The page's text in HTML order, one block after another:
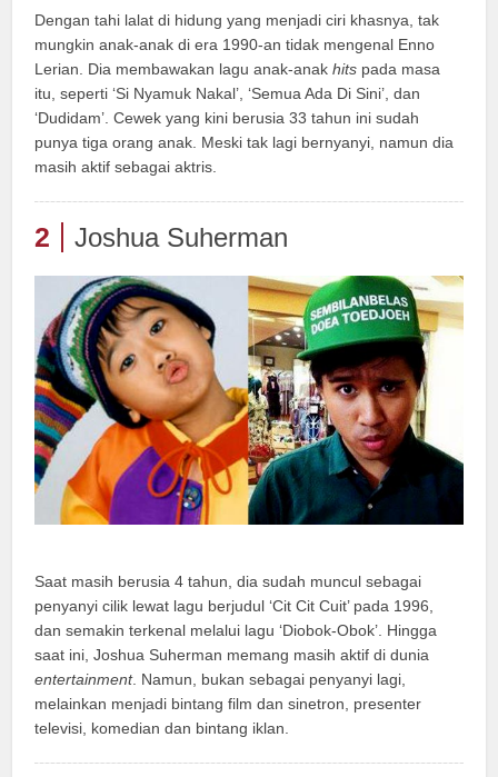
Dengan tahi lalat di hidung yang menjadi ciri khasnya, tak
mungkin anak-anak di era 1990-an tidak mengenal Enno
Lerian. Dia membawakan lagu anak-anakhits pada masa
itu, seperti ‘Si Nyamuk Nakal’, ‘Semua Ada Di Sini’, dan
‘Dudidam’. Cewek yang kini berusia 33 tahun ini sudah
punya tiga orang anak. Meski tak lagi bernyanyi, namun dia
masih aktif sebagai aktris.
2 Joshua Suherman
Saat masih berusia 4 tahun, dia sudah muncul sebagai
penyanyi cilik lewat lagu berjudul ‘Cit Cit Cuit’ pada 1996,
dan semakin terkenal melalui lagu ‘Diobok-Obok’. Hingga
saat ini, Joshua Suherman memang masih aktif di dunia
entertainment. Namun, bukan sebagai penyanyi lagi,
melainkan menjadi bintang film dan sinetron, presenter
televisi, komedian dan bintang iklan.